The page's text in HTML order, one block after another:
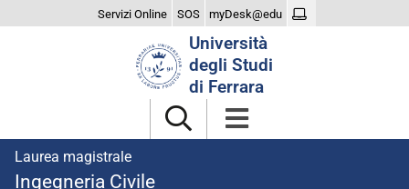
Servizi Online SOS myDesk@edu
Università
degli Studi
di Ferrara
Laurea magistrale
Ingegneria Civile